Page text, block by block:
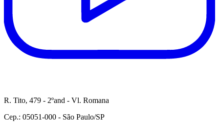
R. Tito, 479 - 2ºand - Vl. Romana
Cep.: 05051-000 - São Paulo/SP